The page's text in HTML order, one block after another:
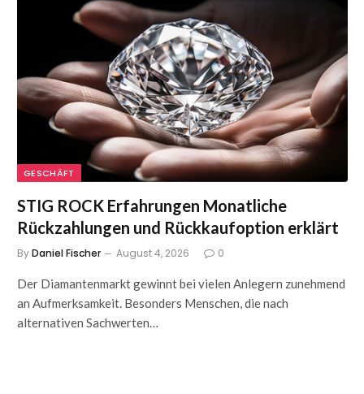
GESCHÄFT
STIG ROCK Erfahrungen Monatliche
Rückzahlungen und Rückkaufoption erklärt
ByDaniel Fischer August 4, 2026 0
Der Diamantenmarkt gewinnt bei vielen Anlegern zunehmend
an Aufmerksamkeit. Besonders Menschen, die nach
alternativen Sachwerten…